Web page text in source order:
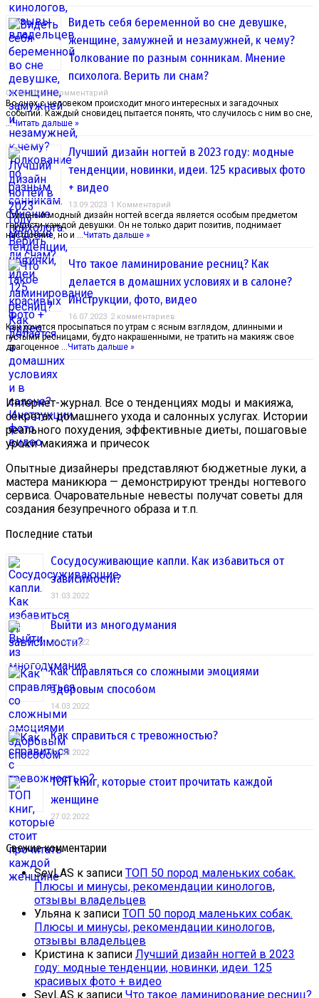
Видеть себя беременной во сне девушке,
женщине, замужней и незамужней, к чему?
Толкование по разным сонникам. Мнение
психолога. Верить ли снам?
04.10.2023 1 Комментарий
Во снах с человеком происходит много интересных и загадочных
событий. Каждый сновидец пытается понять, что случилось с ним во сне,
…Читать дальше »
Лучший дизайн ногтей в 2023 году: модные
тенденции, новинки, идеи. 125 красивых фото
+ видео
13.09.2023 1 Комментарий
Стильный модный дизайн ногтей всегда является особым предметом
гордости каждой девушки. Он не только дарит позитив, поднимает
настроение, но и …Читать дальше »
Что такое ламинирование ресниц? Как
делается в домашних условиях и в салоне?
Инструкции, фото, видео
16.07.2023 2 комментариев
Как хочется просыпаться по утрам с ясным взглядом, длинными и
густыми ресницами, будто накрашенными, не тратить на макияж свое
драгоценное …Читать дальше »
Интернет-журнал. Все о тенденциях моды и макияжа,
секретах домашнего ухода и салонных услугах. Истории
реального похудения, эффективные диеты, пошаговые
уроки макияжа и причесок
Опытные дизайнеры представляют бюджетные луки, а
мастера маникюра — демонстрируют тренды ногтевого
сервиса. Очаровательные невесты получат советы для
создания безупречного образа и т.п.
Последние статьи
Сосудосуживающие капли. Как избавиться от
зависимости?
31.03.2022
Выйти из многодумания
28.03.2022
Как справляться со сложными эмоциями
здоровым способом
14.03.2022
Как справиться с тревожностью?
01.03.2022
ТОП книг, которые стоит прочитать каждой
женщине
27.02.2022
Свежие комментарии
SevLAS к записи ТОП 50 пород маленьких собак.
Плюсы и минусы, рекомендации кинологов,
отзывы владельцев
Ульяна к записи ТОП 50 пород маленьких собак.
Плюсы и минусы, рекомендации кинологов,
отзывы владельцев
Кристина к записи Лучший дизайн ногтей в 2023
году: модные тенденции, новинки, идеи. 125
красивых фото + видео
SevLAS к записи Что такое ламинирование ресниц?